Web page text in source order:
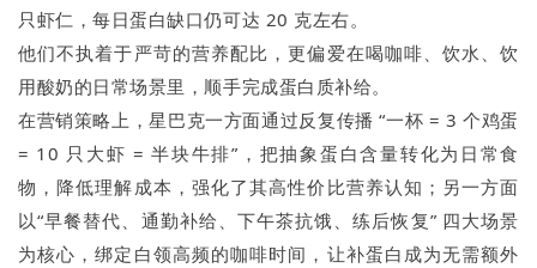
只虾仁，每日蛋白缺口仍可达 20 克左右。
他们不执着于严苛的营养配比，更偏爱在喝咖啡、饮水、饮
用酸奶的日常场景里，顺手完成蛋白质补给。
在营销策略上，星巴克一方面通过反复传播 “一杯 = 3 个鸡蛋
= 10 只大虾 = 半块牛排”，把抽象蛋白含量转化为日常食
物，降低理解成本，强化了其高性价比营养认知；另一方面
以“早餐替代、通勤补给、下午茶抗饿、练后恢复” 四大场景
为核心，绑定白领高频的咖啡时间，让补蛋白成为无需额外